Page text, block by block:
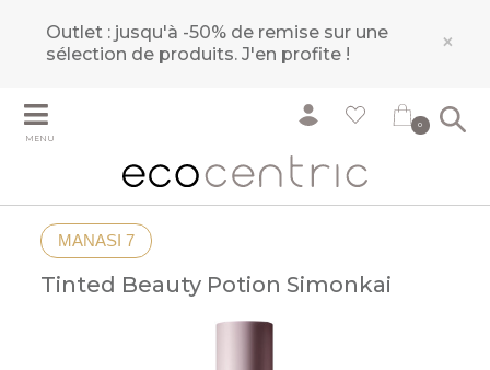
Outlet : jusqu'à -50% de remise sur une
sélection de produits.J'en profite ! ×
MENU
0
MANASI 7
Tinted Beauty Potion Simonkai